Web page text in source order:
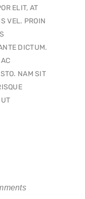
ELIT, AT
VEL. PROIN
DICTUM.
NAM SIT